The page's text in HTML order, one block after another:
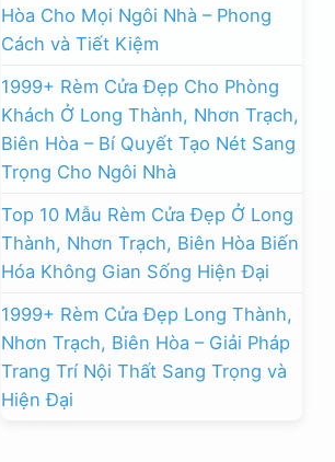
Hòa Cho Mọi Ngôi Nhà – Phong
Cách và Tiết Kiệm
1999+ Rèm Cửa Đẹp Cho Phòng
Khách Ở Long Thành, Nhơn Trạch,
Biên Hòa – Bí Quyết Tạo Nét Sang
Trọng Cho Ngôi Nhà
Top 10 Mẫu Rèm Cửa Đẹp Ở Long
Thành, Nhơn Trạch, Biên Hòa Biến
Hóa Không Gian Sống Hiện Đại
1999+ Rèm Cửa Đẹp Long Thành,
Nhơn Trạch, Biên Hòa – Giải Pháp
Trang Trí Nội Thất Sang Trọng và
Hiện Đại